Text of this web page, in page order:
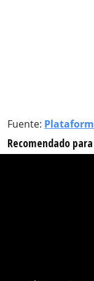
Fuente:
Recomendado